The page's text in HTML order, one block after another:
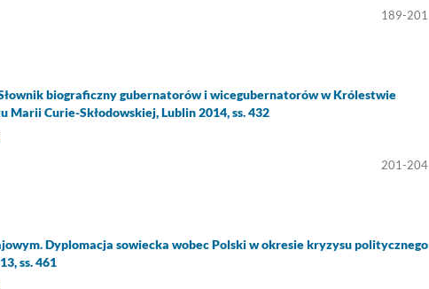
189-201
biograficzny gubernatorów i wicegubernatorów w Królestwie
Curie-Skłodowskiej, Lublin 2014, ss. 432
201-204
Dyplomacja sowiecka wobec Polski w okresie kryzysu politycznego
ss. 461